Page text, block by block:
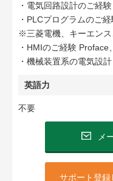
・電気回路設計のご経
・PLCプログラムのご
※三菱電機、キーエン
・HMIのご経験
・機械装置系の電気設
英語力
不要
メ
サポート登録